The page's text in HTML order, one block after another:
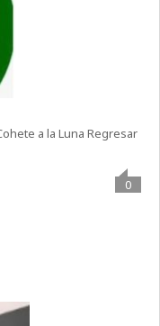
a la Luna Regresar
0